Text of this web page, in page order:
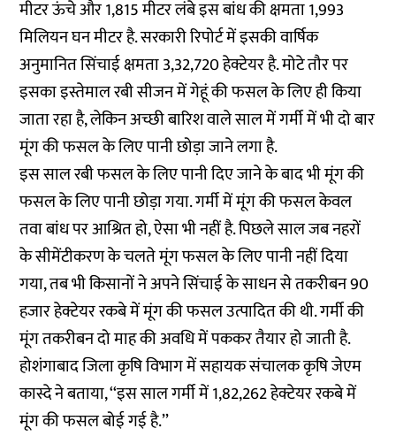
मीटर ऊंचे और 1,815 मीटर लंबे इस बांध की क्षमता 1,993
मिलियन घन मीटर है. सरकारी रिपोर्ट में इसकी वार्षिक
अनुमानित सिंचाई क्षमता 3,32,720 हेक्टेयर है. मोटे तौर पर
इसका इस्तेमाल रबी सीजन में गेहूं की फसल के लिए ही किया
जाता रहा है, लेकिन अच्छी बारिश वाले साल में गर्मी में भी दो बार
मूंग की फसल के लिए पानी छोड़ा जाने लगा है.
इस साल रबी फसल के लिए पानी दिए जाने के बाद भी मूंग की
फसल के लिए पानी छोड़ा गया. गर्मी में मूंग की फसल केवल
तवा बांध पर आश्रित हो, ऐसा भी नहीं है. पिछले साल जब नहरों
के सीमेंटीकरण के चलते मूंग फसल के लिए पानी नहीं दिया
गया, तब भी किसानों ने अपने सिंचाई के साधन से तकरीबन 90
हजार हेक्टेयर रकबे में मूंग की फसल उत्पादित की थी. गर्मी की
मूंग तकरीबन दो माह की अवधि में पककर तैयार हो जाती है.
होशंगाबाद जिला कृषि विभाग में सहायक संचालक कृषि जेएम
कास्दे ने बताया, ‘‘इस साल गर्मी में 1,82,262 हेक्टेयर रकबे में
मूंग की फसल बोई गई है.’’